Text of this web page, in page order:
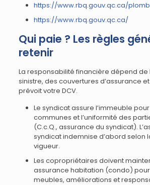
https://www.rbq.gouv.qc.ca/
https://www.rbq.gouv.qc.ca/
Qui paie ? Les règles
retenir
La responsabilité financière dépend de
sinistre, des couvertures d’assurance
prévoit votre DCV.
Le syndicat assure l’immeuble
communes et l’uniformité des
(C.c.Q., assurance du syndicat).
syndicat indemnise d’abord selon
vigueur.
Les copropriétaires doivent
assurance habitation (condo)
meubles, améliorations et